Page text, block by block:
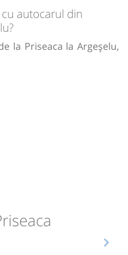
autocarul din
la Priseaca la Argeșelu,